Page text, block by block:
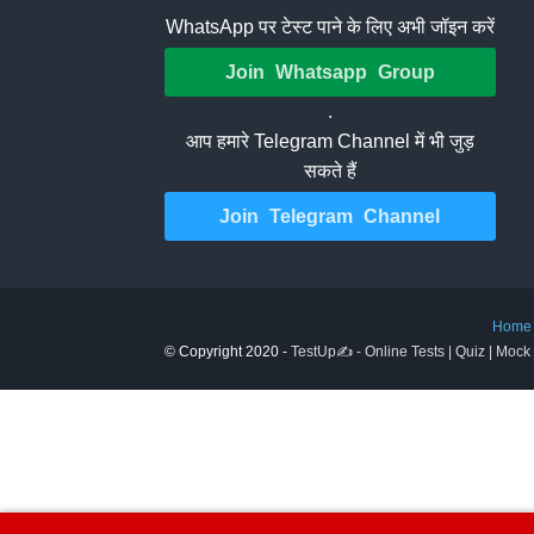
WhatsApp पर टेस्ट पाने के लिए अभी जॉइन करें
Join Whatsapp Group
.
आप हमारे Telegram Channel में भी जुड़
सकते हैं
Join Telegram Channel
Home
© Copyright 2020 - TestUp✍️ - Online Tests | Quiz | Mock